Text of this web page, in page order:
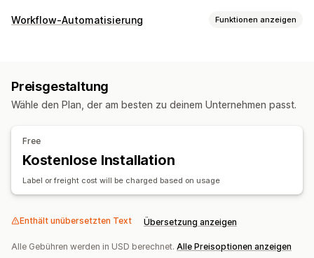
Tarifberechnung
Anpassung
Adressvalidierung
Mehrere Währungen
Benutzerdefinierte Regeln
Workflow-Automatisierung Funktionen anzeigen
Bestelltags Zahlungsstatus
Bestellverarbeitung
Benutzerdefinierte Workflows
Mehrere Shops
Preisgestaltung
Wähle den Plan, der am besten zu deinem Unternehmen passt.
Free
Kostenlose Installation
Label or freight cost will be charged based on usage
Enthält unübersetzten Text Übersetzung anzeigen
Alle Gebühren werden in USD berechnet. Alle Preisoptionen anzeigen